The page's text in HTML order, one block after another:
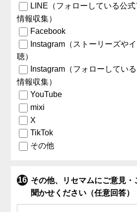
LINE（フォローしている公
情報収集）
Facebook
Instagram（ストーリーズや
聴）
Instagram（フォローしてい
情報収集）
YouTube
mixi
X
TikTok
その他
その他、リセマムにご意見・
聞かせください（任意回答）